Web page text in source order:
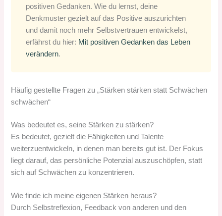
positiven Gedanken. Wie du lernst, deine
Denkmuster gezielt auf das Positive auszurichten
und damit noch mehr Selbstvertrauen entwickelst,
erfährst du hier: Mit positiven Gedanken das Leben
verändern.
Häufig gestellte Fragen zu „Stärken stärken statt Schwächen
schwächen“
Was bedeutet es, seine Stärken zu stärken?
Es bedeutet, gezielt die Fähigkeiten und Talente
weiterzuentwickeln, in denen man bereits gut ist. Der Fokus
liegt darauf, das persönliche Potenzial auszuschöpfen, statt
sich auf Schwächen zu konzentrieren.
Wie finde ich meine eigenen Stärken heraus?
Durch Selbstreflexion, Feedback von anderen und den